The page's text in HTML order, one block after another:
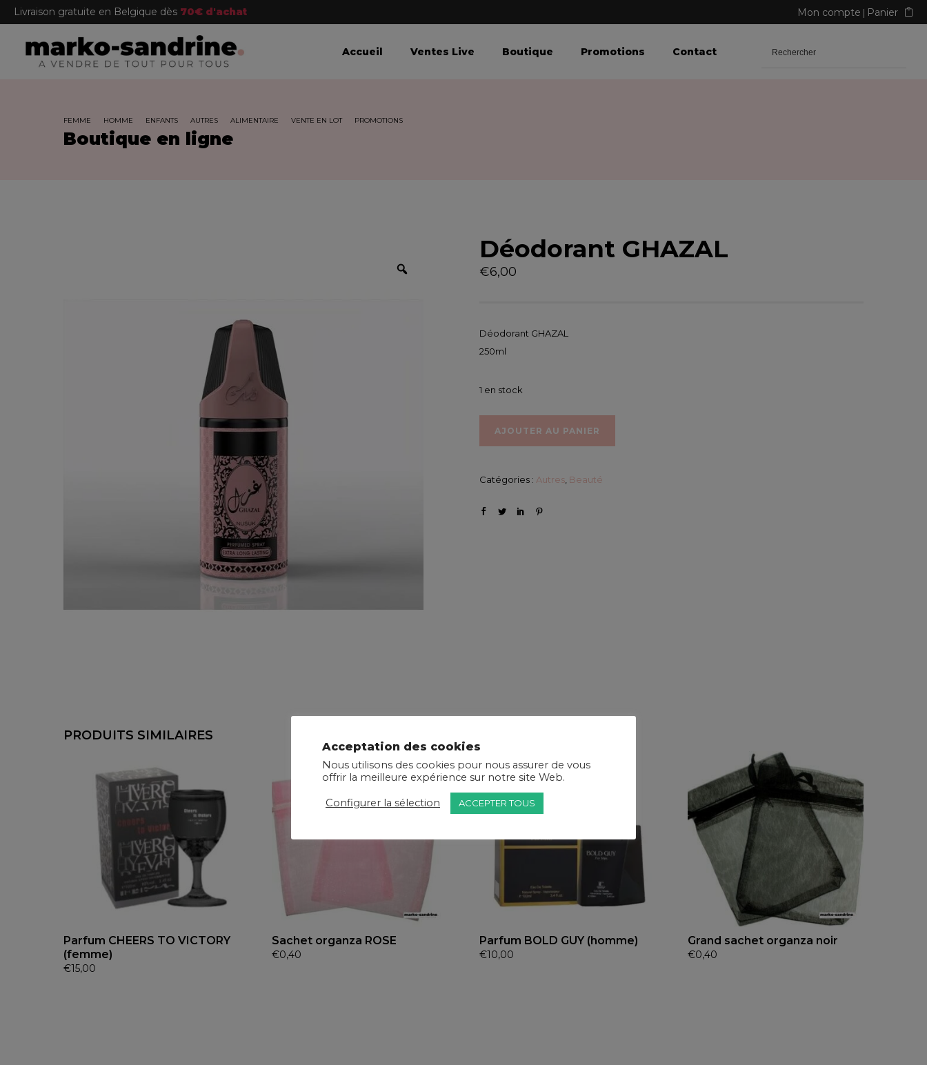
Livraison gratuite en Belgique dès 70€ d'achat Mon compte Panier
Accueil Ventes Live Boutique Promotions Contact
FEMME HOMME ENFANTS AUTRES ALIMENTAIRE VENTE EN LOT PROMOTIONS
Boutique en ligne
Déodorant GHAZAL
€6,00
Déodorant GHAZAL
250ml
1 en stock
AJOUTER AU PANIER
Catégories : Autres Beauté
PRODUITS SIMILAIRES
Parfum CHEERS TO VICTORY
(femme)
€15,00
Sachet organza ROSE
€0,40
Parfum BOLD GUY (homme)
€10,00
Grand sachet organza noir
€0,40
Acceptation des cookies
Nous utilisons des cookies pour nous assurer de vous
offrir la meilleure expérience sur notre site Web.
Configurer la sélection ACCEPTER TOUS